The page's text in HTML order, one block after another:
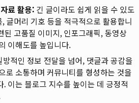
료 활용: 긴 글이라도 쉽게 읽을 수 있도
글머리 기호 등을 적극적으로 활용합니
된 고품질 이미지, 인포그래픽, 동영상
이해도를 높입니다.
방적인 정보 전달을 넘어, 댓글과 공감을
로 소통하며 커뮤니티를 형성하는 것을
. 이는 블로그 지수를 높이는 데 긍정적